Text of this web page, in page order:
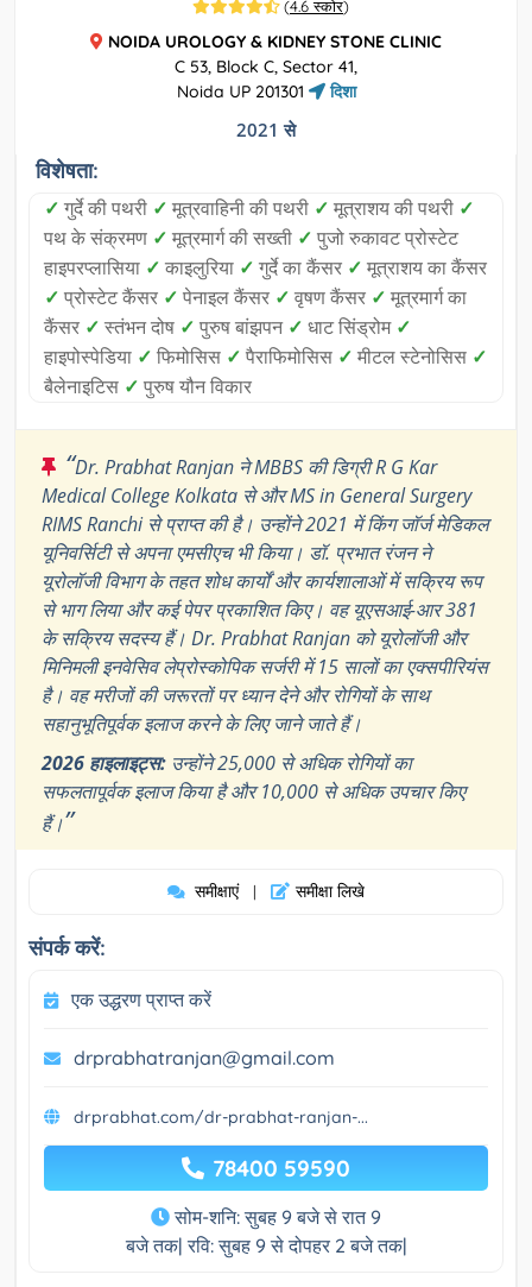
(4.6 स्कोर)
NOIDA UROLOGY & KIDNEY STONE CLINIC
C 53, Block C, Sector 41,
Noida UP 201301
दिशा
2021 से
विशेषता:
✓ गुर्दे की पथरी ✓ मूत्रवाहिनी की पथरी ✓ मूत्राशय की पथरी ✓
पथ के संक्रमण ✓ मूत्रमार्ग की सख्ती ✓ पुजो रुकावट प्रोस्टेट
हाइपरप्लासिया ✓ काइलुरिया ✓ गुर्दे का कैंसर ✓ मूत्राशय का कैंसर
✓ प्रोस्टेट कैंसर ✓ पेनाइल कैंसर ✓ वृषण कैंसर ✓ मूत्रमार्ग का
कैंसर ✓ स्तंभन दोष ✓ पुरुष बांझपन ✓ धाट सिंड्रोम ✓
हाइपोस्पेडिया ✓ फिमोसिस ✓ पैराफिमोसिस ✓ मीटल स्टेनोसिस ✓
बैलेनाइटिस ✓ पुरुष यौन विकार
“Dr. Prabhat Ranjan ने MBBS की डिग्री R G Kar
Medical College Kolkata से और MS in General Surgery
RIMS Ranchi से प्राप्त की है। उन्होंने 2021 में किंग जॉर्ज मेडिकल
यूनिवर्सिटी से अपना एमसीएच भी किया। डॉ. प्रभात रंजन ने
यूरोलॉजी विभाग के तहत शोध कार्यों और कार्यशालाओं में सक्रिय रूप
से भाग लिया और कई पेपर प्रकाशित किए। वह यूएसआई-आर 381
के सक्रिय सदस्य हैं। Dr. Prabhat Ranjan को यूरोलॉजी और
मिनिमली इनवेसिव लेप्रोस्कोपिक सर्जरी में 15 सालों का एक्सपीरियंस
है। वह मरीजों की जरूरतों पर ध्यान देने और रोगियों के साथ
सहानुभूतिपूर्वक इलाज करने के लिए जाने जाते हैं।
2026 हाइलाइट्स: उन्होंने 25,000 से अधिक रोगियों का
सफलतापूर्वक इलाज किया है और 10,000 से अधिक उपचार किए
हैं।”
समीक्षाएं | समीक्षा लिखे
संपर्क करें:
एक उद्धरण प्राप्त करें
drprabhatranjan@gmail.com
drprabhat.com/dr-prabhat-ranjan-...
78400 59590
सोम-शनि: सुबह 9 बजे से रात 9
बजे तक| रवि: सुबह 9 से दोपहर 2 बजे तक|